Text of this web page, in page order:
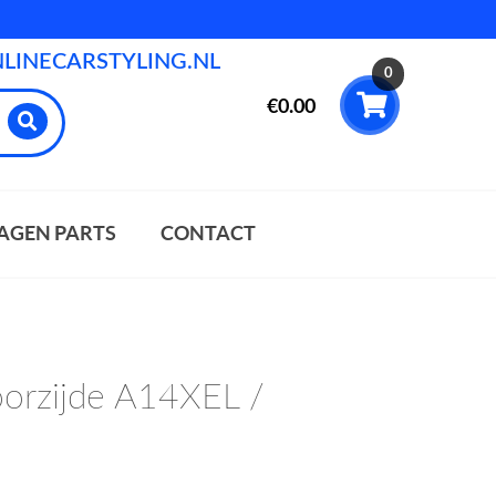
€0.00
0
PARTS CONTACT
A14XEL /